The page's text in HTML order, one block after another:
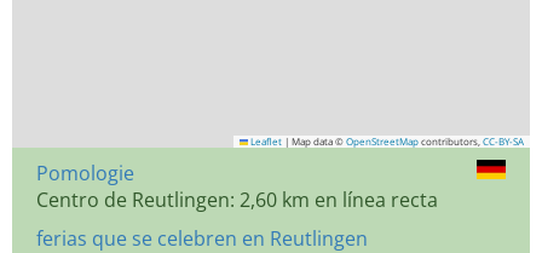
Leaflet | Map data © OpenStreetMap contributors, CC-BY-SA
Pomologie
Centro de Reutlingen: 2,60 km en línea recta
ferias que se celebren en Reutlingen